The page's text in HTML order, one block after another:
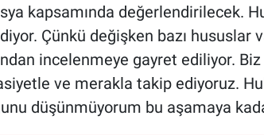
kapsamında değerlendirilecek.
Çünkü değişken bazı
incelenmeye gayret ediliyor.
ve merakla takip ediyoruz.
düşünmüyorum bu aşamaya